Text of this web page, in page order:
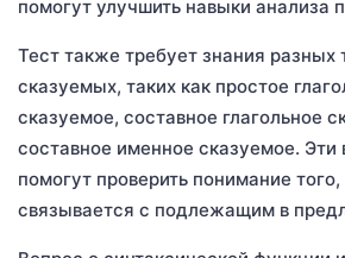
помогут улучшить навыки анализа
Тест также требует знания разных
сказуемых, таких как простое
сказуемое, составное глагольное
составное именное сказуемое. Эти
помогут проверить понимание
связывается с подлежащим в